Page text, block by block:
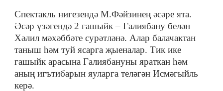
Спектакль нигезендә М.Фәйзинең әсәре ята.
Әсәр үзәгендә 2 гашыйк – Галиябану белән
Хәлил мәхәббәте сурәтләнә. Алар балачактан
таныш һәм туй ясарга җыеналар. Тик ике
гашыйк арасына Галиябануны яраткан һәм
аның игътибарын яуларга теләгән Исмәгыйль
керә.